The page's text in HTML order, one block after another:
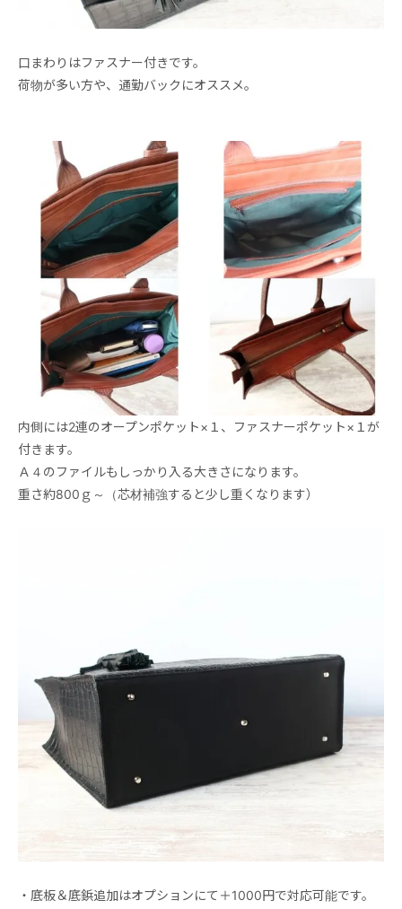
口まわりはファスナー付きです。
荷物が多い方や、通勤バックにオススメ。
内側には2連のオープンポケット×１、ファスナーポケット×１が
付きます。
Ａ４のファイルもしっかり入る大きさになります。
重さ約800ｇ～（芯材補強すると少し重くなります）
・底板＆底鋲追加はオプションにて＋1000円で対応可能です。